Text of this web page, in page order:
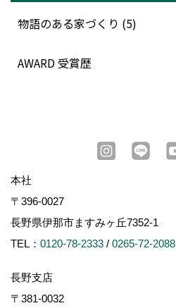
物語のある家づくり (5)
AWARD 受賞歴
本社
〒396-0027
長野県伊那市ますみヶ丘7352-1
TEL： 0120-78-2333 / 0265-72-2088
長野支店
〒381-0032